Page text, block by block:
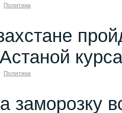
Политика
Политика
заморозку